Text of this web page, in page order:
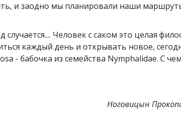
и заодно мы планировали наши
Человек с саком это целая
каждый день и открывать новое,
- бабочка из семейства Nymphalidae. С
Ноговицын